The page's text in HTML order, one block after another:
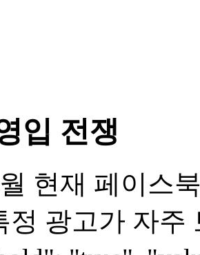
입 전쟁
현재 페이스
정 광고가 자